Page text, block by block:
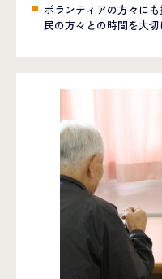
ボランティアの方々に
民の方々との時間を大切